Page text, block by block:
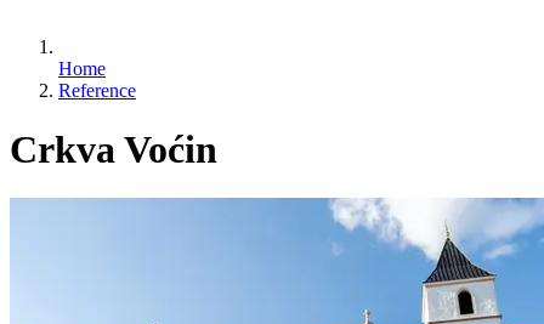
Home
Reference
Crkva Voćin